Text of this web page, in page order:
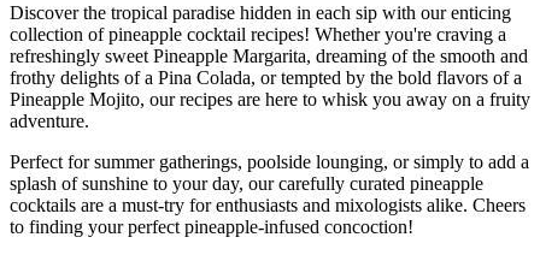
Discover the tropical paradise hidden in each sip with our enticing
collection of pineapple cocktail recipes! Whether you're craving a
refreshingly sweet Pineapple Margarita, dreaming of the smooth and
frothy delights of a Pina Colada, or tempted by the bold flavors of a
Pineapple Mojito, our recipes are here to whisk you away on a fruity
adventure.
Perfect for summer gatherings, poolside lounging, or simply to add a
splash of sunshine to your day, our carefully curated pineapple
cocktails are a must-try for enthusiasts and mixologists alike. Cheers
to finding your perfect pineapple-infused concoction!